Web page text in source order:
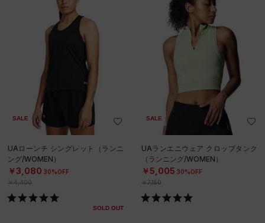
SALE
UAローンチ シングレット（ランニ
ング/WOMEN）
￥3,080 30%OFF
￥4,400
SOLD OUT
SALE
UAランエニウェア クロップタンク
（ランニング/WOMEN）
￥5,005 30%OFF
￥7,150